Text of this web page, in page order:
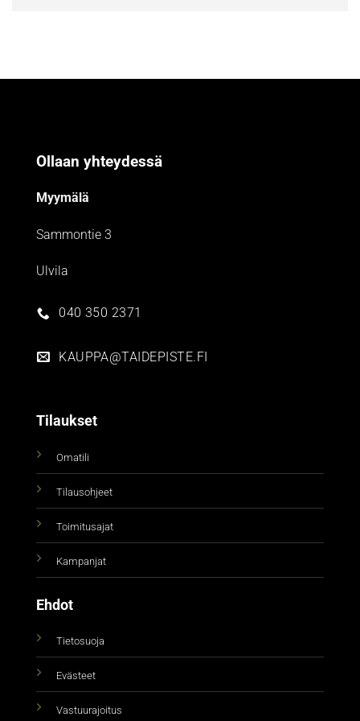
Ollaan yhteydessä
Myymälä
Sammontie 3
Ulvila
040 350 2371
KAUPPA@TAIDEPISTE.FI
Tilaukset
Omatili
Tilausohjeet
Toimitusajat
Kampanjat
Ehdot
Tietosuoja
Evästeet
Vastuurajoitus